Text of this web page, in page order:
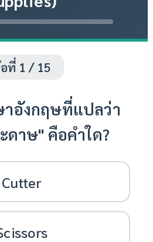
ที่ 1 / 15
อังกฤษที่แปลว่า
ดาษ" คือคำใด?
Cutter